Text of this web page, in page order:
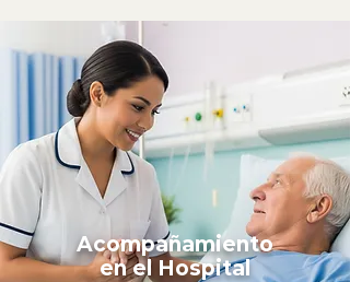
Acompañamiento
en el Hospital